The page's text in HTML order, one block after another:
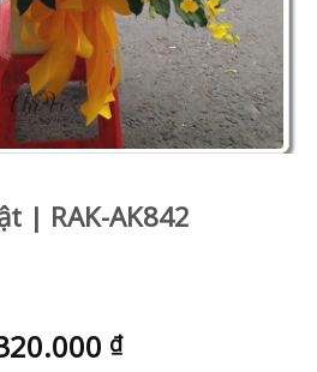
| RAK-AK842
₫